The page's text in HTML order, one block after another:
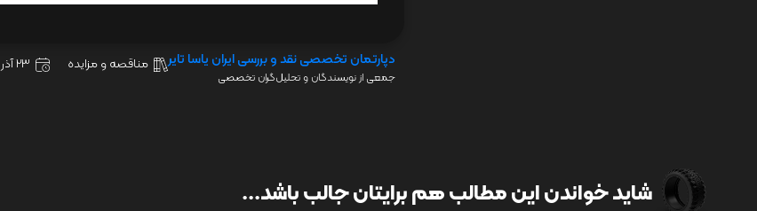
دپارتمان تخصصی نقد و بررسی ایران یاسا تایر
جمعی از نویسندگان و تحلیل‌گران تخصصی
مناقصه و مزایده 23 آذر 1401
شاید خواندن این مطالب هم برایتان جالب باشد...